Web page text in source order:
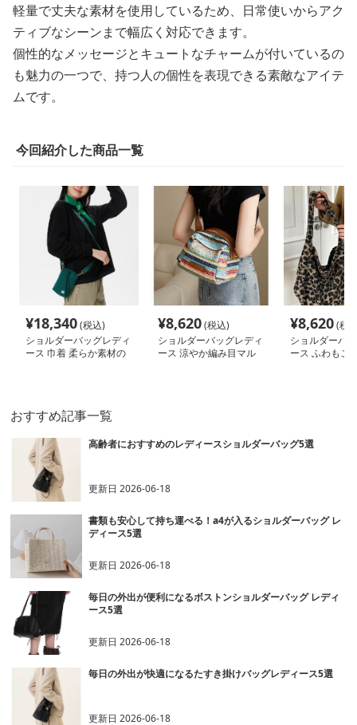
軽量で丈夫な素材を使用しているため、日常使いからアク
ティブなシーンまで幅広く対応できます。
個性的なメッセージとキュートなチャームが付いているの
も魅力の一つで、持つ人の個性を表現できる素敵なアイテ
ムです。
今回紹介した商品一覧
¥18,340(税込)
ショルダーバッグレディ
ース 巾着 柔らか素材の
¥8,620(税込)
ショルダーバッグレディ
ース 涼やか編み目マル
¥8,620(税
ショルダーバ
ース ふわもこ
おすすめ記事一覧
高齢者におすすめのレディースショルダーバッグ5選
更新日2026-06-18
書類も安心して持ち運べる！a4が入るショルダーバッグ レ
ディース5選
更新日2026-06-18
毎日の外出が便利になるボストンショルダーバッグ レディ
ース5選
更新日2026-06-18
毎日の外出が快適になるたすき掛けバッグレディース5選
更新日2026-06-18